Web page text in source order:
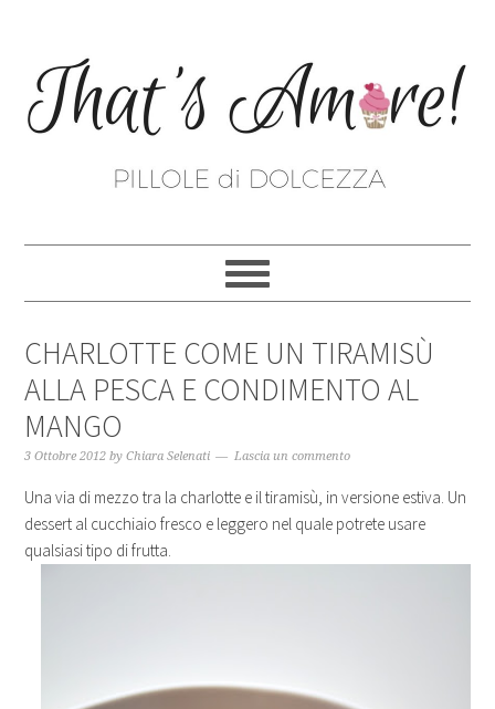
CHARLOTTE COME UN TIRAMISÙ
ALLA PESCA E CONDIMENTO AL
MANGO
3 Ottobre 2012 byChiara Selenati Lascia un commento
Una via di mezzo tra la charlotte e il tiramisù, in versione estiva. Un
dessert al cucchiaio fresco e leggero nel quale potrete usare
qualsiasi tipo di frutta.